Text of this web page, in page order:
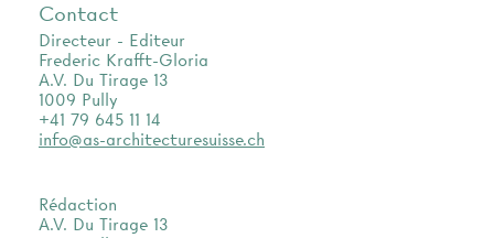
Contact
Directeur - Editeur
Frederic Krafft-Gloria
A.V. Du Tirage 13
1009 Pully
+41 79 645 11 14
info@as-architecturesuisse.ch
Rédaction
A.V. Du Tirage 13